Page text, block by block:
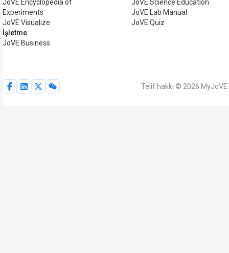
JoVE Encyclopedia of
Experiments
JoVE Visualize
İşletme
JoVE Business
JoVE Science Education
JoVE Lab Manual
JoVE Quiz
Telif hakkı © 2026 MyJoVE